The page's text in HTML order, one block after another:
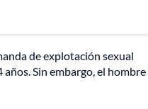
de explotación sexual
Sin embargo, el hombre